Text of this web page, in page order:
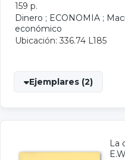
159 p.
Dinero ; ECONOMIA ;
económico
Ubicación: 336.74 L185
Ejemplares (2)
La